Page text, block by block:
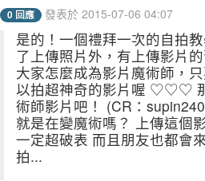
0 回應 發表於 2015-07-06 04:07
是的！一個禮拜一次的自拍
了上傳照片外，有上傳影片
大家怎麼成為影片魔術師，
以拍超神奇的影片喔 ♡♡♡
術師影片吧！ (CR：
就是在變魔術嗎？ 上傳這個
一定超破表 而且朋友也都會
拍...